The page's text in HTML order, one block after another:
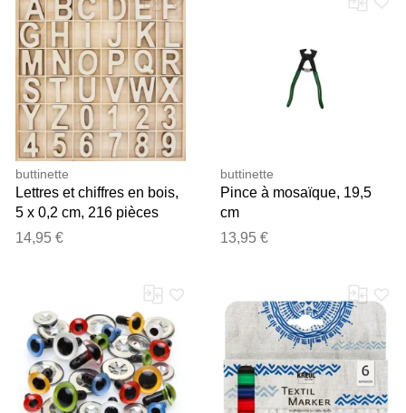
buttinette
Lettres et chiffres en bois,
5 x 0,2 cm, 216 pièces
14,95 €
buttinette
Pince à mosaïque, 19,5
cm
13,95 €